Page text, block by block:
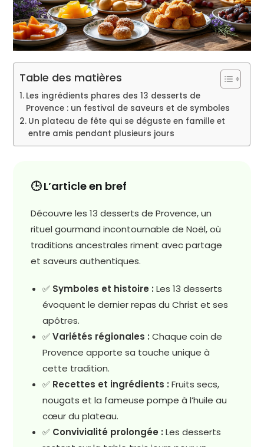
Table des matières
Les ingrédients phares des 13 desserts de
Provence : un festival de saveurs et de symboles
Un plateau de fête qui se déguste en famille et
entre amis pendant plusieurs jours
🕒 L’article en bref
Découvre les 13 desserts de Provence, un
rituel gourmand incontournable de Noël, où
traditions ancestrales riment avec partage
et saveurs authentiques.
✅ Symboles et histoire : Les 13 desserts
évoquent le dernier repas du Christ et ses
apôtres.
✅Variétés régionales : Chaque coin de
Provence apporte sa touche unique à
cette tradition.
✅ Recettes et ingrédients : Fruits secs,
nougats et la fameuse pompe à l’huile au
cœur du plateau.
✅ Convivialité prolongée : Les desserts